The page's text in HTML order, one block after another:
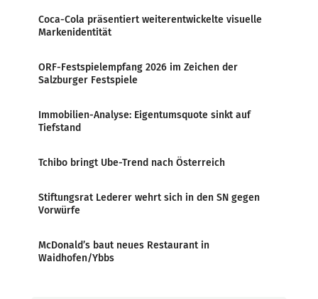
Coca-Cola präsentiert weiterentwickelte visuelle
Markenidentität
ORF-Festspielempfang 2026 im Zeichen der
Salzburger Festspiele
Immobilien-Analyse: Eigentumsquote sinkt auf
Tiefstand
Tchibo bringt Ube-Trend nach Österreich
Stiftungsrat Lederer wehrt sich in den SN gegen
Vorwürfe
McDonald’s baut neues Restaurant in
Waidhofen/Ybbs